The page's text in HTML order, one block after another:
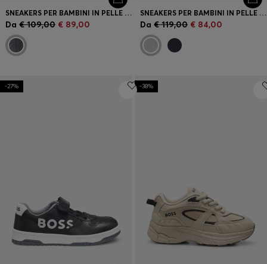
SNEAKERS PER BAMBINI IN PELLE CON CHIUSURE A STRAPPO BRANDIZZATE
Da € 109,00 € 89,00
SNEAKERS PER BAMBINI IN PELLE CON LOGO E TRIPLA CHIUSURA A STRAPPO
Da € 119,00 € 84,00
-27% -38%